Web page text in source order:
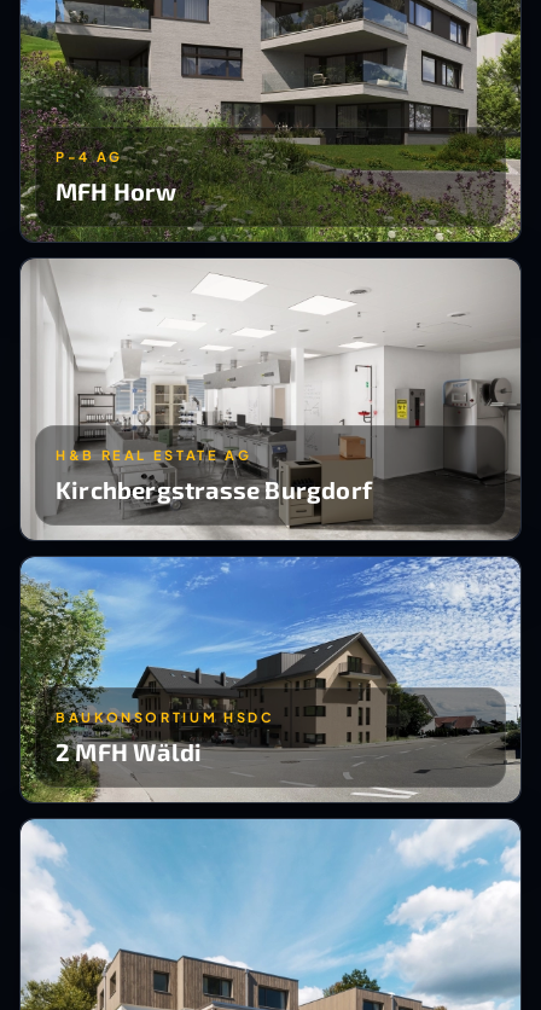
P-4 AG
MFH Horw
H&B REAL ESTATE AG
Kirchbergstrasse Burgdorf
BAUKONSORTIUM HSDC
2 MFH Wäldi